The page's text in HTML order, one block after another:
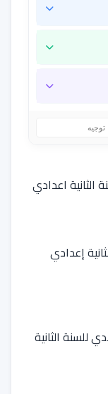
توجيه
الثانية اعدادي
إعدادي
للسنة الثانية